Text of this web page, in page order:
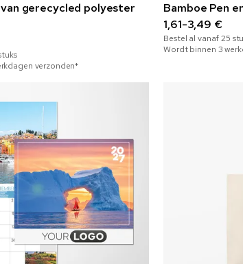
gerecycled polyester
verzonden*
Bamboe Pen
1,61-3,49 €
Bestel al vanaf25
Wordt binnen 3